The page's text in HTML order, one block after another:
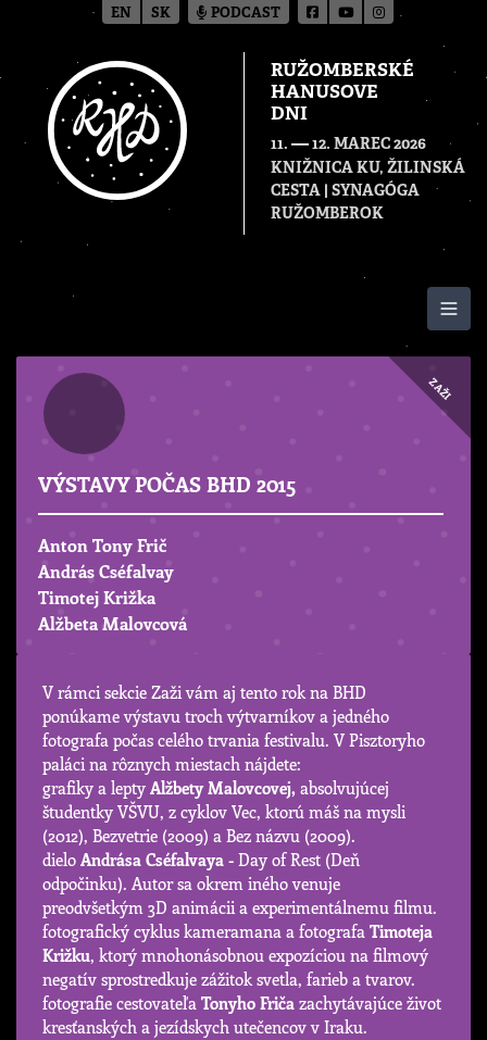
RUŽOMBERSKÉ
HANUSOVE
DNI
11. — 12. MAREC 2026
KNIŽNICA KU, ŽILINSKÁ
CESTA | SYNAGÓGA
RUŽOMBEROK
ZAŽI
VÝSTAVY POČAS BHD 2015
Anton Tony Frič
András Cséfalvay
Timotej Križka
Alžbeta Malovcová
V rámci sekcie Zaži vám aj tento rok na BHD
ponúkame výstavu troch výtvarníkov a jedného
fotografa počas celého trvania festivalu. V Pisztoryho
paláci na rôznych miestach nájdete:
grafiky a lepty Alžbety Malovcovej, absolvujúcej
študentky VŠVU, z cyklov Vec, ktorú máš na mysli
(2012), Bezvetrie (2009) a Bez názvu (2009).
dielo Andrása Cséfalvaya - Day of Rest (Deň
odpočinku). Autor sa okrem iného venuje
preodvšetkým 3D animácii a experimentálnemu filmu.
fotografický cyklus kameramana a fotografa Timoteja
Križku, ktorý mnohonásobnou expozíciou na filmový
negatív sprostredkuje zážitok svetla, farieb a tvarov.
fotografie cestovateľa Tonyho Friča zachytávajúce život
kresťanských a jezídskych utečencov v Iraku.
EN SK PODCAST